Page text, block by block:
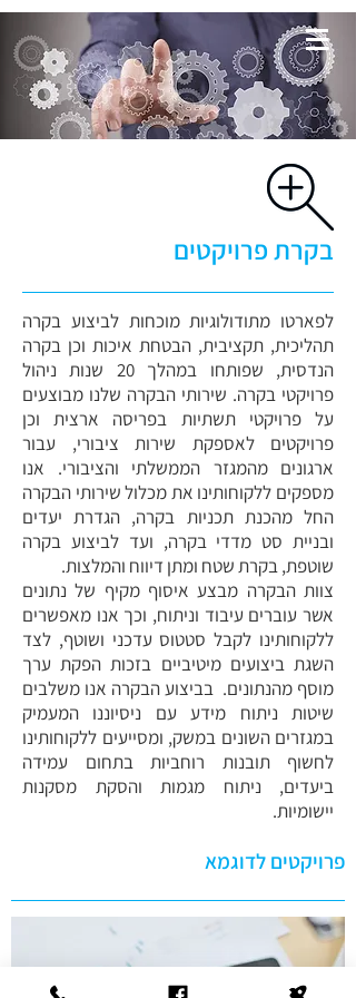
בקרת פרויקטים
לפארטו מתודולוגיות מוכחות לביצוע בקרה
תהליכית, תקציבית, הבטחת איכות וכן בקרה
הנדסית, שפותחו במהלך 20 שנות ניהול
פרויקטי בקרה. שירותי הבקרה שלנו מבוצעים
על פרויקטי תשתיות בפריסה ארצית וכן
פרויקטים לאספקת שירות ציבורי, עבור
ארגונים מהמגזר הממשלתי והציבורי. אנו
מספקים ללקוחותינו את מכלול שירותי הבקרה
החל מהכנת תכניות בקרה, הגדרת יעדים
ובניית סט מדדי בקרה, ועד לביצוע בקרה
שוטפת, בקרת שטח ומתן דיווח והמלצות.
צוות הבקרה מבצע איסוף מקיף של נתונים
אשר עוברים עיבוד וניתוח, וכך אנו מאפשרים
ללקוחותינו לקבל סטטוס עדכני ושוטף, לצד
השגת ביצועים מיטיביים בזכות הפקת ערך
מוסף מהנתונים. בביצוע הבקרה אנו משלבים
שיטות ניתוח מידע עם ניסיוננו המעמיק
במגזרים השונים במשק, ומסייעים ללקוחותינו
לחשוף תובנות רוחביות בתחום עמידה
ביעדים, ניתוח מגמות והסקת מסקנות
יישומיות.
פרויקטים לדוגמא